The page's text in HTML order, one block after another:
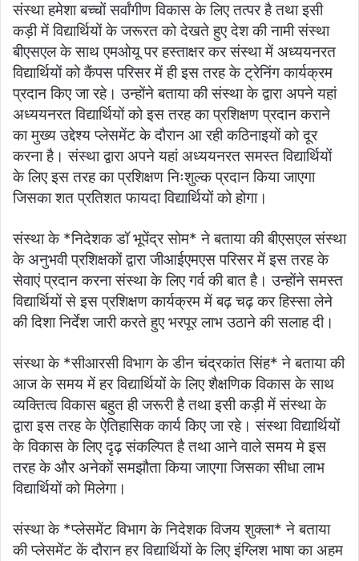
संस्था हमेशा बच्चों सर्वांगीण विकास के लिए तत्पर है तथा इसी
कड़ी में विद्यार्थियों के जरूरत को देखते हुए देश की नामी संस्था
बीएसएल के साथ एमओयू पर हस्ताक्षर कर संस्था में अध्ययनरत
विद्यार्थियों को कैंपस परिसर में ही इस तरह के ट्रेनिंग कार्यक्रम
प्रदान किए जा रहे। उन्होंने बताया की संस्था के द्वारा अपने यहां
अध्ययनरत विद्यार्थियों को इस तरह का प्रशिक्षण प्रदान कराने
का मुख्य उद्देश्य प्लेसमेंट के दौरान आ रही कठिनाइयों को दूर
करना है। संस्था द्वारा अपने यहां अध्ययनरत समस्त विद्यार्थियों
के लिए इस तरह का प्रशिक्षण निःशुल्क प्रदान किया जाएगा
जिसका शत प्रतिशत फायदा विद्यार्थियों को होगा।
संस्था के *निदेशक डॉ भूपेंद्र सोम* ने बताया की बीएसएल संस्था
के अनुभवी प्रशिक्षकों द्वारा जीआईएमएस परिसर में इस तरह के
सेवाएं प्रदान करना संस्था के लिए गर्व की बात है। उन्होंने समस्त
विद्यार्थियों से इस प्रशिक्षण कार्यक्रम में बढ़ चढ़ कर हिस्सा लेने
की दिशा निर्देश जारी करते हुए भरपूर लाभ उठाने की सलाह दी।
संस्था के *सीआरसी विभाग के डीन चंद्रकांत सिंह* ने बताया की
आज के समय में हर विद्यार्थियों के लिए शैक्षणिक विकास के साथ
व्यक्तित्व विकास बहुत ही जरूरी है तथा इसी कड़ी में संस्था के
द्वारा इस तरह के ऐतिहासिक कार्य किए जा रहे। संस्था विद्यार्थियों
के विकास के लिए दृढ़ संकल्पित है तथा आने वाले समय मे इस
तरह के और अनेकों समझौता किया जाएगा जिसका सीधा लाभ
विद्यार्थियों को मिलेगा।
संस्था के *प्लेसमेंट विभाग के निदेशक विजय शुक्ला* ने बताया
की प्लेसमेंट कें दौरान हर विद्यार्थियों के लिए इंग्लिश भाषा का अहम